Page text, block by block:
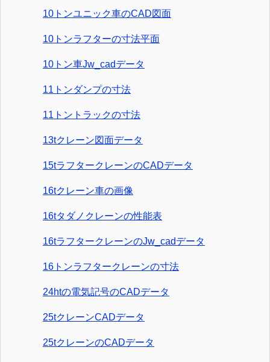
10トンユニック車のCAD図面
10トンラフターの寸法平面
10トン車Jw_cadデータ
11トンダンプの寸法
11トントラックの寸法
13tクレーン図面データ
15tラフタークレーンのCADデータ
16tクレーン車の画像
16tタダノクレーンの性能表
16tラフタークレーンのJw_cadデータ
16トンラフタークレーンの寸法
24htの電気記号のCADデータ
25tクレーンCADデータ
25tクレーンのCADデータ